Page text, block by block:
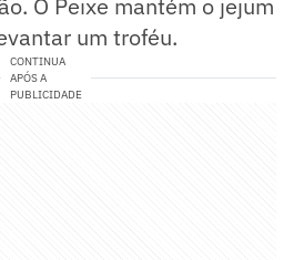
um troféu.
CONTINUA
APÓS A
PUBLICIDADE